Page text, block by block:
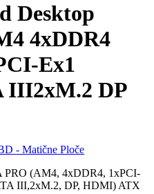
Desktop
4xDDR4
Ex1
III2xM.2 DP
- Matične Ploče
PRO (AM4, 4xDDR4, 1xPCI-
III,2xM.2, DP, HDMI) ATX